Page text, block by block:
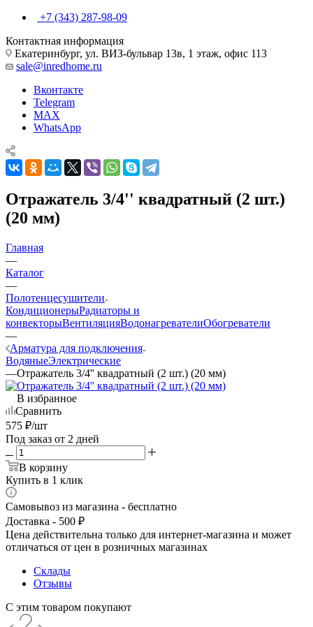
+7 (343) 287-98-09
Контактная информация
Екатеринбург, ул. ВИЗ-бульвар 13в, 1 этаж, офис 113
sale@inredhome.ru
Вконтакте
Telegram
MAX
WhatsApp
Отражатель 3/4'' квадратный (2 шт.)
(20 мм)
Главная
—
Каталог
—
Полотенцесушители
КондиционерыРадиаторы и
конвекторыВентиляцияВодонагревателиОбогреватели
—
Арматура для подключения
ВодяныеЭлектрические
—Отражатель 3/4'' квадратный (2 шт.) (20 мм)
В избранное
Сравнить
575 ₽/шт
Под заказ от 2 дней
В корзину
Купить в 1 клик
Самовывоз из магазина - бесплатно
Доставка - 500 ₽
Цена действительна только для интернет-магазина и может
отличаться от цен в розничных магазинах
Склады
Отзывы
С этим товаром покупают